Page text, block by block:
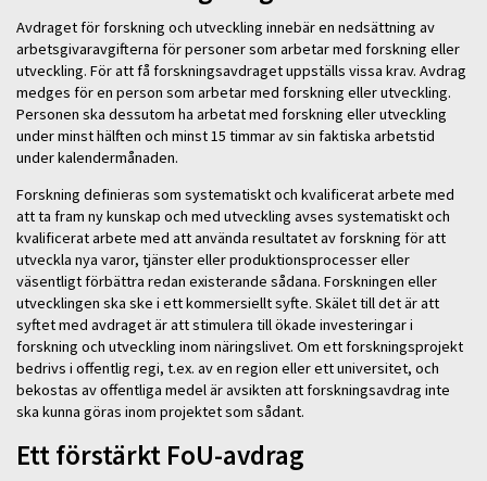
Avdraget för forskning och utveckling innebär en nedsättning av
arbetsgivaravgifterna för personer som arbetar med forskning eller
utveckling. För att få forskningsavdraget uppställs vissa krav. Avdrag
medges för en person som arbetar med forskning eller utveckling.
Personen ska dessutom ha arbetat med forskning eller utveckling
under minst hälften och minst 15 timmar av sin faktiska arbetstid
under kalendermånaden.
Forskning definieras som systematiskt och kvalificerat arbete med
att ta fram ny kunskap och med utveckling avses systematiskt och
kvalificerat arbete med att använda resultatet av forskning för att
utveckla nya varor, tjänster eller produktionsprocesser eller
väsentligt förbättra redan existerande sådana. Forskningen eller
utvecklingen ska ske i ett kommersiellt syfte. Skälet till det är att
syftet med avdraget är att stimulera till ökade investeringar i
forskning och utveckling inom näringslivet. Om ett forskningsprojekt
bedrivs i offentlig regi, t.ex. av en region eller ett universitet, och
bekostas av offentliga medel är avsikten att forskningsavdrag inte
ska kunna göras inom projektet som sådant.
Ett förstärkt FoU-avdrag